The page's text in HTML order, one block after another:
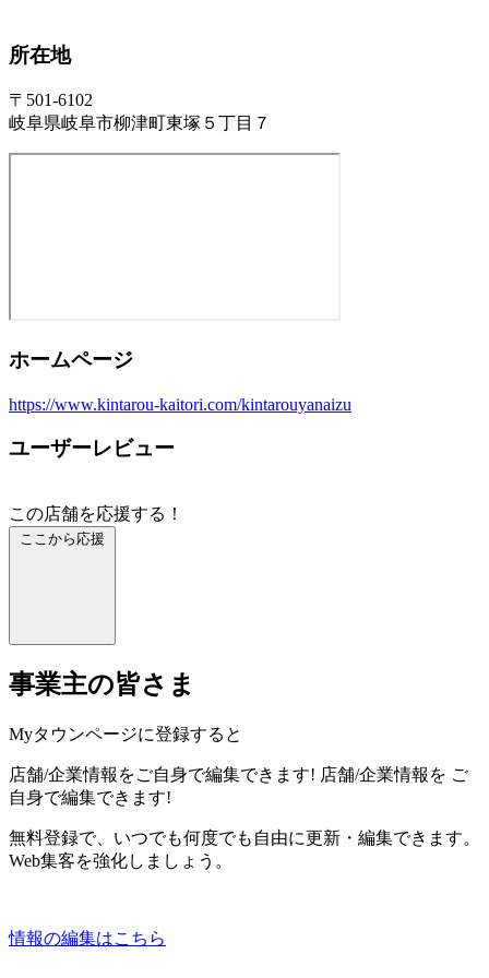
所在地
〒501-6102
岐阜県岐阜市柳津町東塚５丁目７
ホームページ
https://www.kintarou-kaitori.com/kintarouyanaizu
ユーザーレビュー
この店舗を応援する！
ここから応援
事業主の皆さま
Myタウンページに登録すると
店舗/企業情報をご自身で編集できます! 店舗/企業情報を ご
自身で編集できます!
無料登録で、いつでも何度でも自由に更新・編集できます。
Web集客を強化しましょう。
情報の編集はこちら